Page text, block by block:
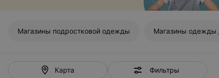
Магазины подростковой одежды
Карта Фильтры